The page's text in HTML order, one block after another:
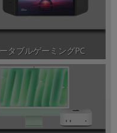
タブルゲーミングPC